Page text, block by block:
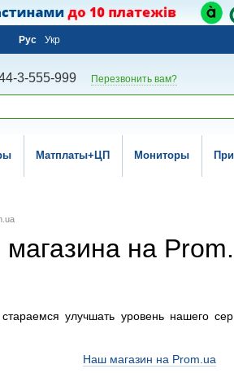
Рус Укр
3-555-999 Перезвонить вам?
Матплаты+ЦП Мониторы
на
улучшать уровень нашего
Наш магазин на Prom.ua